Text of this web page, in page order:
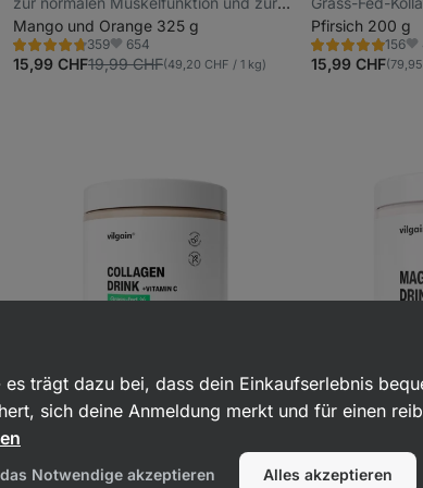
Verringerung von Müdigkeit und
Ermüdung bei,
Nahrungsergänzungsmittel
Mango und Orange 325 g
359
Bewertung
4.6/5,
359
Favoriten
654
15,99 CHF19,99 CHF(49,20 CHF / 1 kg)
unterstützt den
Haut, Knochen
Pfirsich 200 g
156
Bewertung
4.8/5,
156
15,99 CHF
Grass-Fed
Grass-Fed Kollagen mit Vitamin C
Magnesium
trägt dazu bei, dass dein Einkaufserlebnis
sich deine Anmeldung merkt und für einen
Notwendige akzeptieren Alles akzeptieren